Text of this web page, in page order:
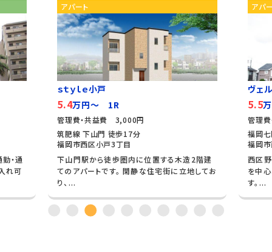
・通
れ可
アパート
ｓｔｙｌｅ小戸
5.4万円～ 1R
管理費・共益費 3,000円
筑肥線 下山門 徒歩17分
福岡市西区小戸3丁目
下山門駅から徒歩圏内に位置する木造2階建
てのアパートです。 閑静な住宅街に立地してお
り、...
アパ
ヴェ
5.5
管理
福岡
福岡
西区
を中
す。...